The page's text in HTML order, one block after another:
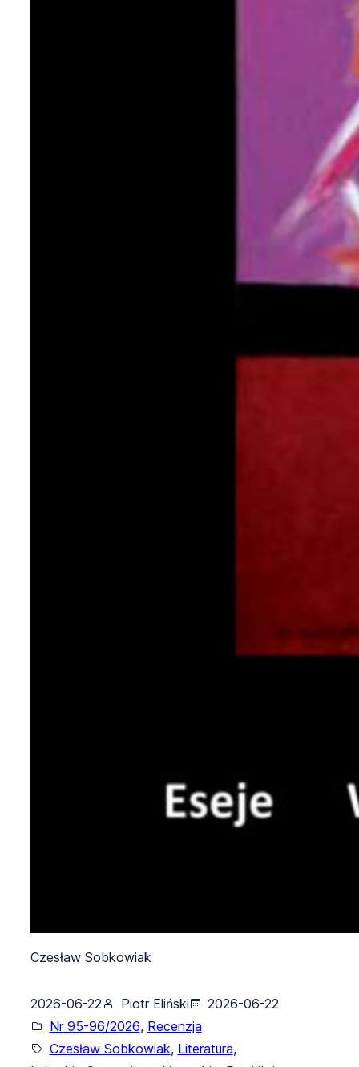
Czesław Sobkowiak
2026-06-22 Piotr Eliński
2026-06-22
Nr 95-96/2026, Recenzja
Czesław Sobkowiak, Literatura,